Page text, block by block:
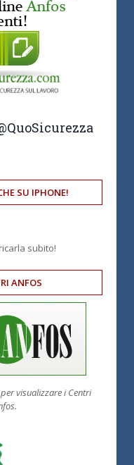
SU IPHONE!
subito!
ANFOS
visualizzare i Centri